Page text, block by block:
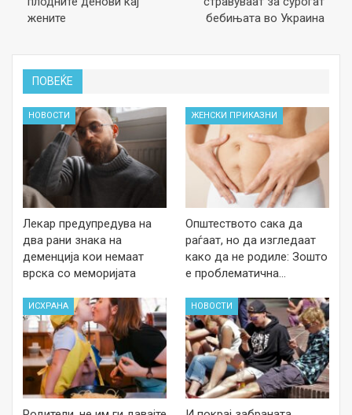
жените
бебињата во Украина
ПОВЕЌЕ
НОВОСТИ
Лекар предупредува на
два рани знака на
деменција кои немаат
врска со меморијата
ЖЕНСКИ ПРИКАЗНИ
Општеството сака да
раѓаат, но да изгледаат
како да не родиле: Зошто
е проблематична…
ИСХРАНА НОВОСТИ